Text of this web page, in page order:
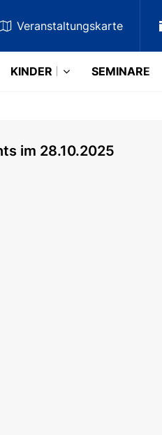
Veranstaltungskarte
KINDER SEMINARE
im 28.10.2025